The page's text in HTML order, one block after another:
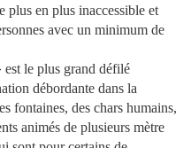
plus en plus inaccessible et
avec un minimum de
le plus grand défilé
débordante dans la
fontaines, des chars humains,
animés de plusieurs mètre